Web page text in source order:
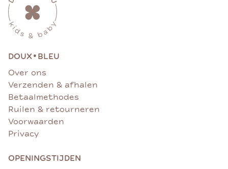
DOUX• BLEU
Over ons
Verzenden & afhalen
Betaalmethodes
Ruilen & retourneren
Voorwaarden
Privacy
OPENINGSTIJDEN